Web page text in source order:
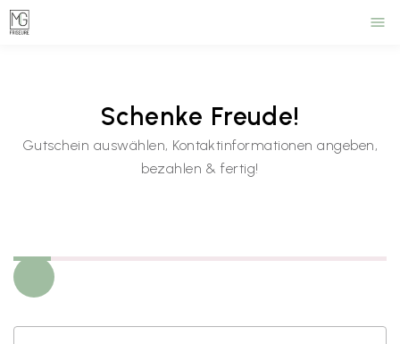
menu
Schenke Freude!
Gutschein auswählen, Kontaktinformationen angeben,
bezahlen & fertig!